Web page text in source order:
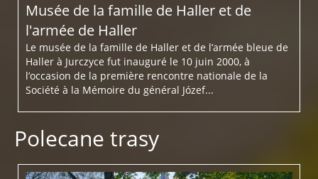
Musée de la famille de Haller et de
l'armée de Haller
Le musée de la famille de Haller et de l’armée bleue de
Haller à Jurczyce fut inauguré le 10 juin 2000, à
l’occasion de la première rencontre nationale de la
Société à la Mémoire du général Józef...
Polecane trasy